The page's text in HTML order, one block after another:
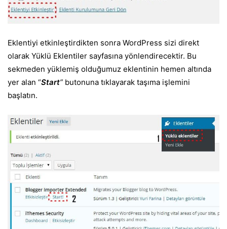
Eklentiyi etkinleştirdikten sonra WordPress sizi direkt
olarak Yüklü Eklentiler sayfasına yönlendirecektir. Bu
sekmeden yüklemiş olduğumuz eklentinin hemen altında
yer alan “Start” butonuna tıklayarak taşıma işlemini
başlatın.